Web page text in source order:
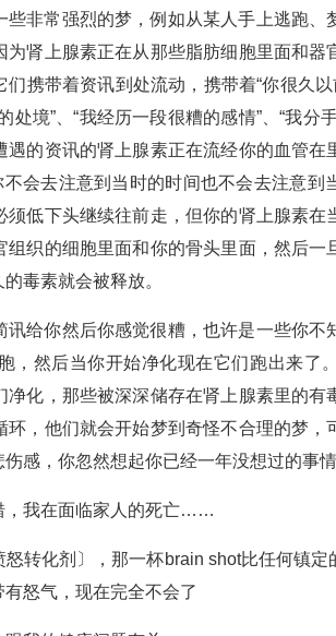
非常强烈的梦，例如从某人手上逃跑、
肾上腺素正在从那些脂肪细胞里面和器
携带着资讯到处流动，携带着“你很久
处境”、“我经历一段很糟的感情”、“我分
的资讯的肾上腺素正在流经你的血管在
会去注意到当时的时间也不会去注意到
低下头继续往前走，但你的肾上腺素在
织的细胞里面和你的骨头里面，然后一
毒素就会被释放。
给你然后你感觉很糟，也许是一些你不
，然后当你开始净化现在它们跑出来了
化，那些被深深储存在肾上腺素里的有
，他们就会开始梦到奇怪不合理的梦，
感，你忽然想起你已经一年没想过的事
，我在面临家人的死亡……
转化剂〕，那一杯brain shot比任何镇定
怒气，现在完全不会了